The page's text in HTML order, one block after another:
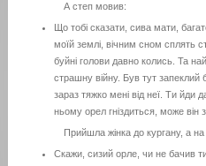
А степ мовив:
Що тобі сказати, сива мати,
моїй землі, вічним сном сплять
буйні голови давно колись. Та
страшну війну. Був тут запеклий
зараз тяжко мені від неї. Ти йди
ньому орел гніздиться, може він
Прийшла жінка до кургану, а
Скажи, сизий орле, чи не бачив